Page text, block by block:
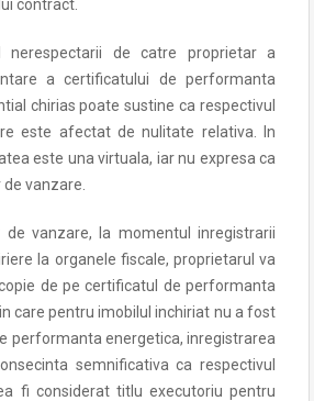
contract.
de catre proprietar a
a certificatului de performanta
chirias poate sustine ca respectivul
este afectat de nulitate relativa. In
este una virtuala, iar nu expresa ca
vanzare.
de vanzare, la momentul inregistrarii
la organele fiscale, proprietarul va
de pe certificatul de performanta
care pentru imobilul inchiriat nu a fost
performanta energetica, inregistrarea
semnificativa ca respectivul
fi considerat titlu executoriu pentru